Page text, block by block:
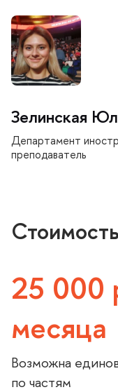
Зелинская
Департамент
преподаватель
25 000
месяца
озможна
по частям